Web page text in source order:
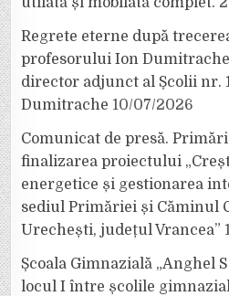
Regrete eterne după
profesorului Ion
director adjunct al Școlii nr.
Dumitrache 10/07/2026
Comunicat de presă.
finalizarea proiectului
energetice și gestionarea
sediul Primăriei și Căminul
Urechești, județul Vrancea”
Școala Gimnazială „Anghel
locul I între școlile